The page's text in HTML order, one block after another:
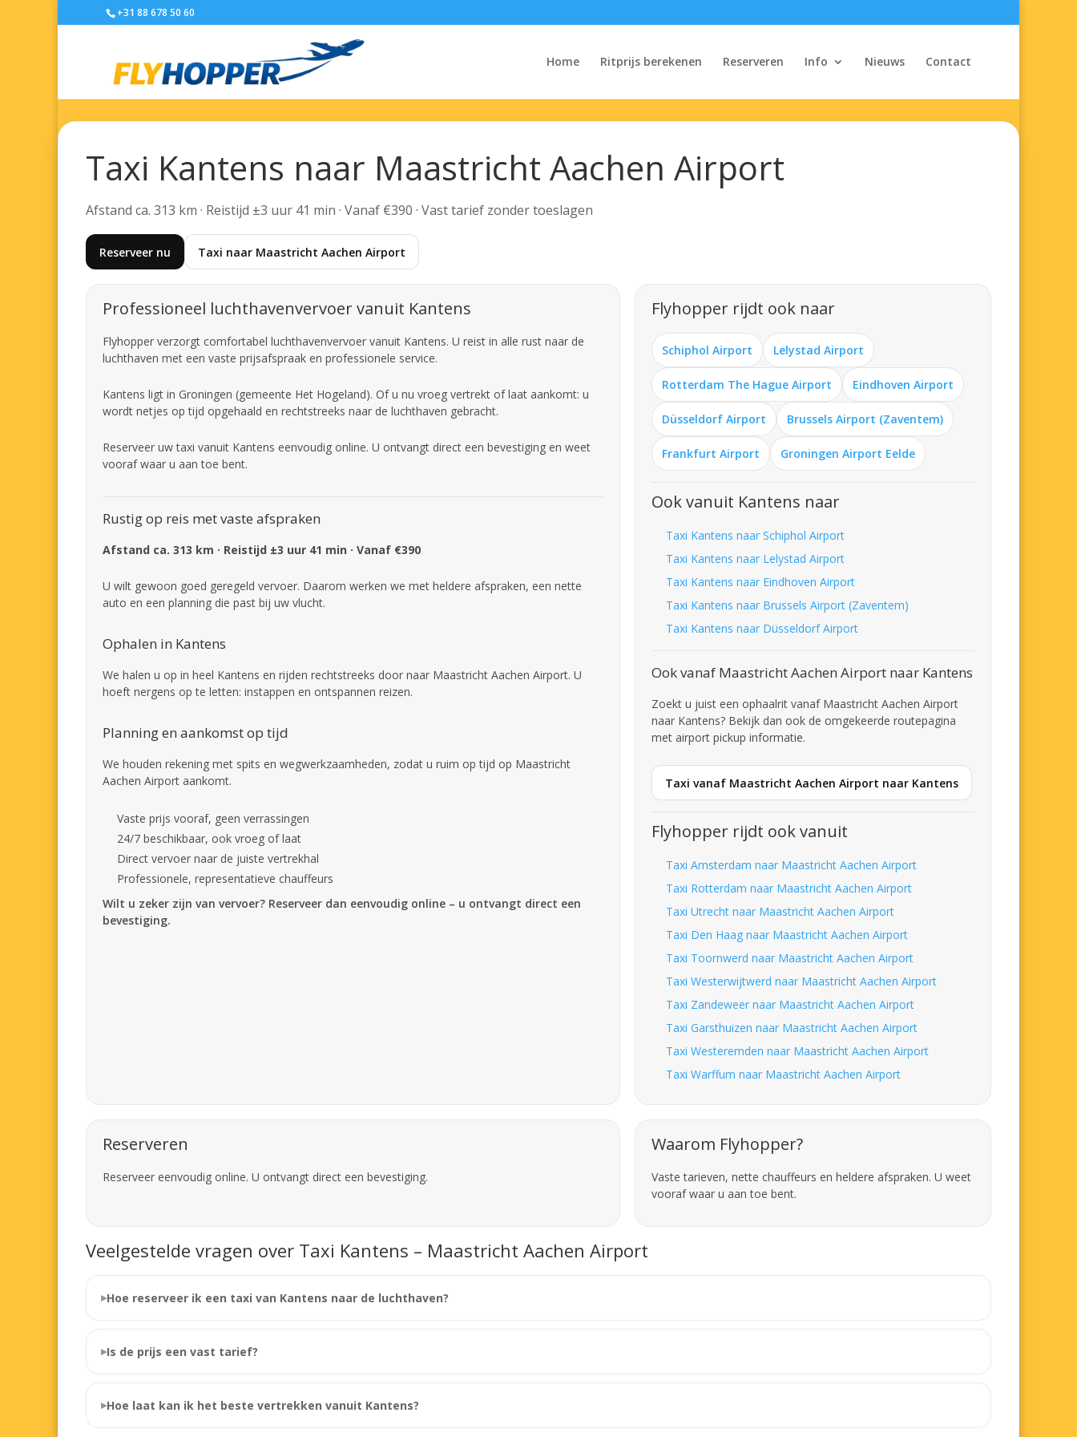
+31 88 678 50 60
Home Ritprijs berekenen Reserveren Info Nieuws Contact
Taxi Kantens naar Maastricht Aachen Airport
Afstand ca. 313 km · Reistijd ±3 uur 41 min · Vanaf €390 · Vast tarief zonder toeslagen
Reserveer nu Taxi naar Maastricht Aachen Airport
Professioneel luchthavenvervoer vanuit Kantens
Flyhopper verzorgt comfortabel luchthavenvervoer vanuit Kantens. U reist in alle rust naar de
luchthaven met een vaste prijsafspraak en professionele service.
Kantens ligt in Groningen (gemeente Het Hogeland). Of u nu vroeg vertrekt of laat aankomt: u
wordt netjes op tijd opgehaald en rechtstreeks naar de luchthaven gebracht.
Reserveer uw taxi vanuit Kantens eenvoudig online. U ontvangt direct een bevestiging en weet
vooraf waar u aan toe bent.
Rustig op reis met vaste afspraken
Afstand ca. 313 km · Reistijd ±3 uur 41 min · Vanaf €390
U wilt gewoon goed geregeld vervoer. Daarom werken we met heldere afspraken, een nette
auto en een planning die past bij uw vlucht.
Ophalen in Kantens
We halen u op in heel Kantens en rijden rechtstreeks door naar Maastricht Aachen Airport. U
hoeft nergens op te letten: instappen en ontspannen reizen.
Planning en aankomst op tijd
We houden rekening met spits en wegwerkzaamheden, zodat u ruim op tijd op Maastricht
Aachen Airport aankomt.
Vaste prijs vooraf, geen verrassingen
24/7 beschikbaar, ook vroeg of laat
Direct vervoer naar de juiste vertrekhal
Professionele, representatieve chauffeurs
Wilt u zeker zijn van vervoer? Reserveer dan eenvoudig online – u ontvangt direct een
bevestiging.
Flyhopper rijdt ook naar
Schiphol Airport Lelystad Airport
Rotterdam The Hague Airport Eindhoven Airport
Düsseldorf Airport Brussels Airport (Zaventem)
Frankfurt Airport Groningen Airport Eelde
Ook vanuit Kantens naar
Taxi Kantens naar Schiphol Airport
Taxi Kantens naar Lelystad Airport
Taxi Kantens naar Eindhoven Airport
Taxi Kantens naar Brussels Airport (Zaventem)
Taxi Kantens naar Düsseldorf Airport
Ook vanaf Maastricht Aachen Airport naar Kantens
Zoekt u juist een ophaalrit vanaf Maastricht Aachen Airport
naar Kantens? Bekijk dan ook de omgekeerde routepagina
met airport pickup informatie.
Taxi vanaf Maastricht Aachen Airport naar Kantens
Flyhopper rijdt ook vanuit
Taxi Amsterdam naar Maastricht Aachen Airport
Taxi Rotterdam naar Maastricht Aachen Airport
Taxi Utrecht naar Maastricht Aachen Airport
Taxi Den Haag naar Maastricht Aachen Airport
Taxi Toornwerd naar Maastricht Aachen Airport
Taxi Westerwijtwerd naar Maastricht Aachen Airport
Taxi Zandeweer naar Maastricht Aachen Airport
Taxi Garsthuizen naar Maastricht Aachen Airport
Taxi Westeremden naar Maastricht Aachen Airport
Taxi Warffum naar Maastricht Aachen Airport
Reserveren
Reserveer eenvoudig online. U ontvangt direct een bevestiging.
Waarom Flyhopper?
Vaste tarieven, nette chauffeurs en heldere afspraken. U weet
vooraf waar u aan toe bent.
Veelgestelde vragen over Taxi Kantens – Maastricht Aachen Airport
Hoe reserveer ik een taxi van Kantens naar de luchthaven?
Is de prijs een vast tarief?
Hoe laat kan ik het beste vertrekken vanuit Kantens?